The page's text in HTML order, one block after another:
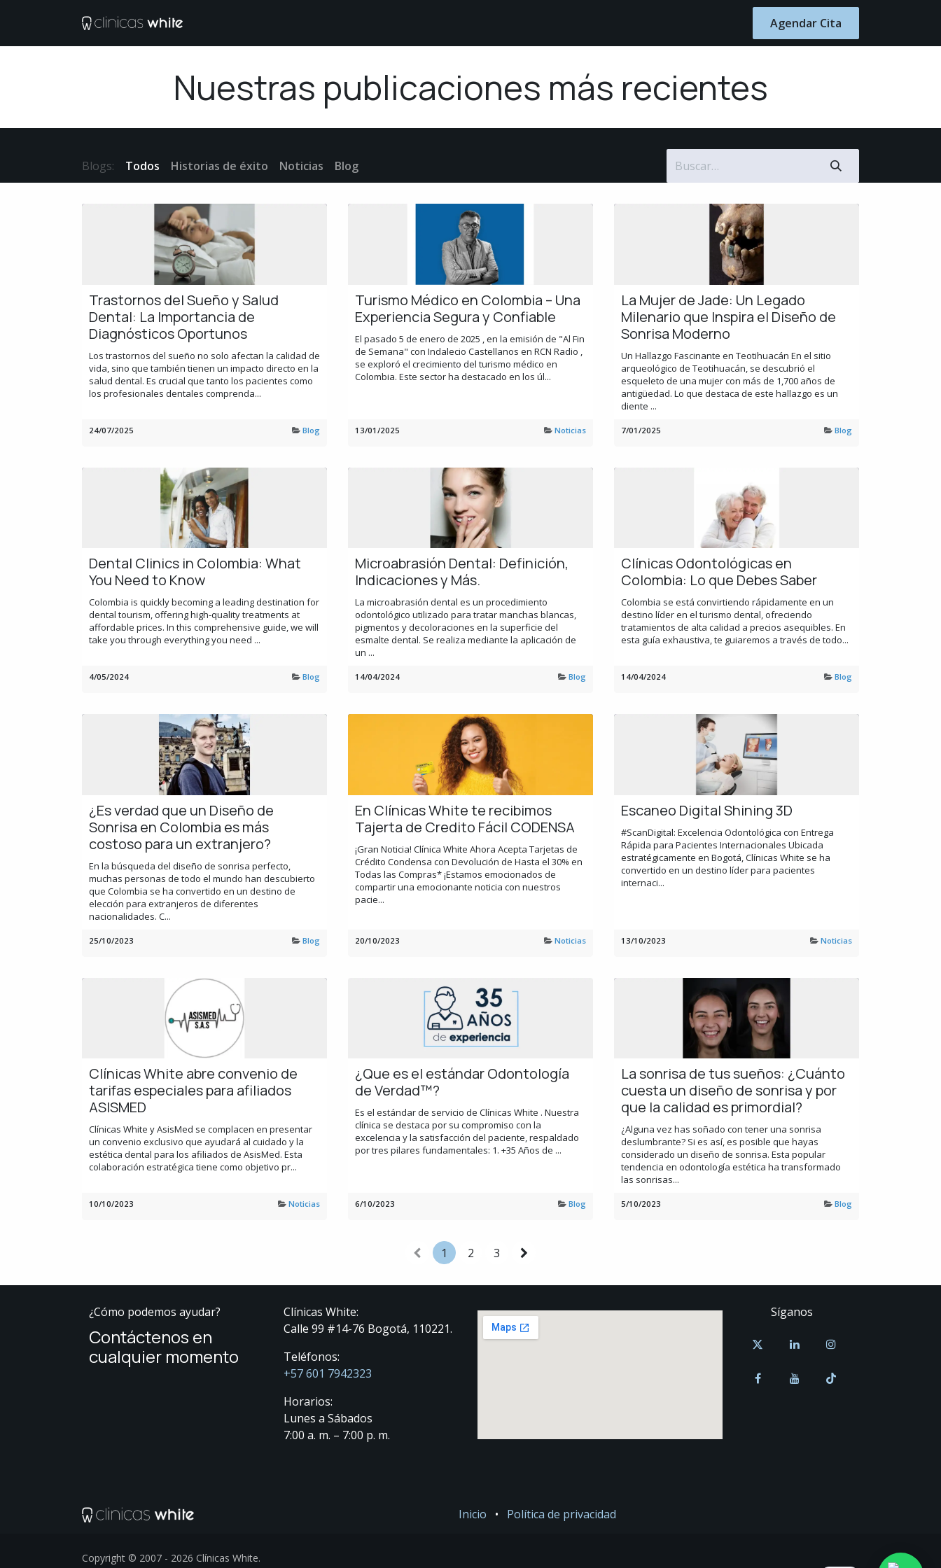
Agendar Cita
Nuestras publicaciones más recientes
Blogs: Todos Historias de éxito Noticias Blog
Trastornos del Sueño y Salud
Dental: La Importancia de
Diagnósticos Oportunos
Los trastornos del sueño no solo afectan la calidad de
vida, sino que también tienen un impacto directo en la
salud dental. Es crucial que tanto los pacientes como
los profesionales dentales comprenda...
24/07/2025 Blog
Turismo Médico en Colombia – Una
Experiencia Segura y Confiable
El pasado 5 de enero de 2025 , en la emisión de "Al Fin
de Semana" con Indalecio Castellanos en RCN Radio ,
se exploró el crecimiento del turismo médico en
Colombia. Este sector ha destacado en los úl...
13/01/2025 Noticias
La Mujer de Jade: Un Legado
Milenario que Inspira el Diseño de
Sonrisa Moderno
Un Hallazgo Fascinante en Teotihuacán En el sitio
arqueológico de Teotihuacán, se descubrió el
esqueleto de una mujer con más de 1,700 años de
antigüedad. Lo que destaca de este hallazgo es un
diente ...
7/01/2025 Blog
Dental Clinics in Colombia: What
You Need to Know
Colombia is quickly becoming a leading destination for
dental tourism, offering high-quality treatments at
affordable prices. In this comprehensive guide, we will
take you through everything you need ...
4/05/2024 Blog
Microabrasión Dental: Definición,
Indicaciones y Más.
La microabrasión dental es un procedimiento
odontológico utilizado para tratar manchas blancas,
pigmentos y decoloraciones en la superficie del
esmalte dental. Se realiza mediante la aplicación de
un ...
14/04/2024 Blog
Clínicas Odontológicas en
Colombia: Lo que Debes Saber
Colombia se está convirtiendo rápidamente en un
destino líder en el turismo dental, ofreciendo
tratamientos de alta calidad a precios asequibles. En
esta guía exhaustiva, te guiaremos a través de todo...
14/04/2024 Blog
¿Es verdad que un Diseño de
Sonrisa en Colombia es más
costoso para un extranjero?
En la búsqueda del diseño de sonrisa perfecto,
muchas personas de todo el mundo han descubierto
que Colombia se ha convertido en un destino de
elección para extranjeros de diferentes
nacionalidades. C...
25/10/2023 Blog
En Clínicas White te recibimos
Tajerta de Credito Fácil CODENSA
¡Gran Noticia! Clínica White Ahora Acepta Tarjetas de
Crédito Condensa con Devolución de Hasta el 30% en
Todas las Compras* ¡Estamos emocionados de
compartir una emocionante noticia con nuestros
pacie...
20/10/2023 Noticias
Escaneo Digital Shining 3D
#ScanDigital: Excelencia Odontológica con Entrega
Rápida para Pacientes Internacionales Ubicada
estratégicamente en Bogotá, Clínicas White se ha
convertido en un destino líder para pacientes
internaci...
13/10/2023 Noticias
Clínicas White abre convenio de
tarifas especiales para afiliados
ASISMED
Clínicas White y AsisMed se complacen en presentar
un convenio exclusivo que ayudará al cuidado y la
estética dental para los afiliados de AsisMed. Esta
colaboración estratégica tiene como objetivo pr...
10/10/2023 Noticias
¿Que es el estándar Odontología
de Verdad™?
Es el estándar de servicio de Clínicas White . Nuestra
clínica se destaca por su compromiso con la
excelencia y la satisfacción del paciente, respaldado
por tres pilares fundamentales: 1. +35 Años de ...
6/10/2023 Blog
La sonrisa de tus sueños: ¿Cuánto
cuesta un diseño de sonrisa y por
que la calidad es primordial?
¿Alguna vez has soñado con tener una sonrisa
deslumbrante? Si es así, es posible que hayas
considerado un diseño de sonrisa. Esta popular
tendencia en odontología estética ha transformado
las sonrisas...
5/10/2023 Blog
1 2 3
¿Cómo podemos ayudar?
Contáctenos en
cualquier momento
Clínicas White:
Calle 99 #14-76 Bogotá, 110221.
Teléfonos:
+57 601 7942323
Horarios:
Lunes a Sábados
7:00 a. m. – 7:00 p. m.
Síganos
Inicio • Política de privacidad
Copyright © 2007 - 2026 Clínicas White.